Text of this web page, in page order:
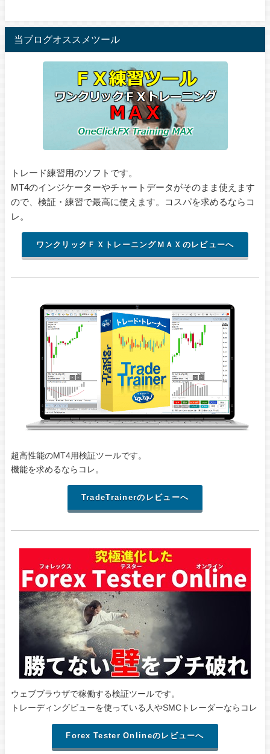
当ブログオススメツール
トレード練習用のソフトです。
MT4のインジケーターやチャートデータがそのまま使えます
ので、検証・練習で最高に使えます。コスパを求めるならコ
レ。
ワンクリックＦＸトレーニングＭＡＸのレビューへ
超高性能のMT4用検証ツールです。
機能を求めるならコレ。
TradeTrainerのレビューへ
ウェブブラウザで稼働する検証ツールです。
トレーディングビューを使っている人やSMCトレーダーならコレ
Forex Tester Onlineのレビューへ